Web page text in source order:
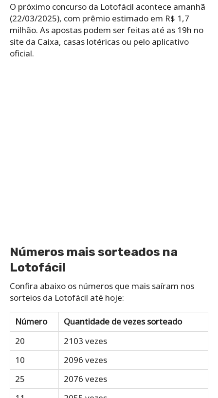
O próximo concurso da Lotofácil acontece amanhã
(22/03/2025), com prêmio estimado em R$ 1,7
milhão. As apostas podem ser feitas até as 19h no
site da Caixa, casas lotéricas ou pelo aplicativo
oficial.
Números mais sorteados na
Lotofácil
Confira abaixo os números que mais saíram nos
sorteios da Lotofácil até hoje:
Número
Quantidade de vezes sorteado
20
2103 vezes
10
2096 vezes
25
2076 vezes